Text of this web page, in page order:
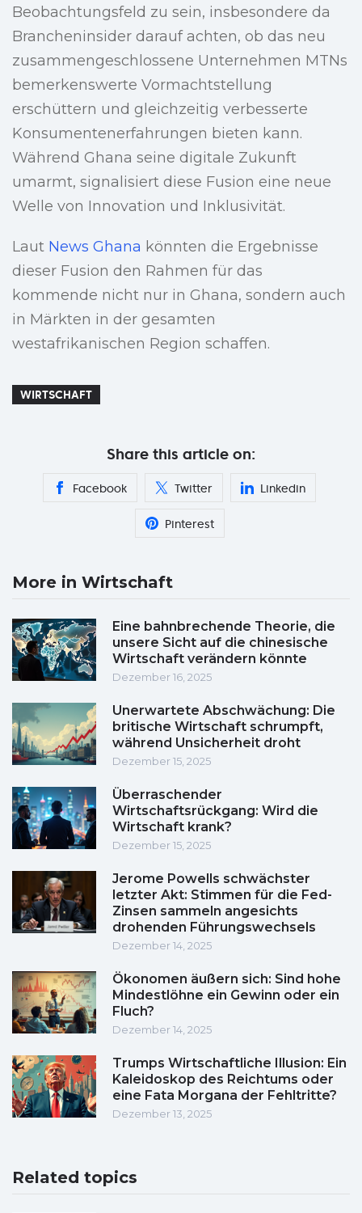
Beobachtungsfeld zu sein, insbesondere da
Brancheninsider darauf achten, ob das neu
zusammengeschlossene Unternehmen MTNs
bemerkenswerte Vormachtstellung
erschüttern und gleichzeitig verbesserte
Konsumentenerfahrungen bieten kann.
Während Ghana seine digitale Zukunft
umarmt, signalisiert diese Fusion eine neue
Welle von Innovation und Inklusivität.
Laut News Ghana könnten die Ergebnisse
dieser Fusion den Rahmen für das
kommende nicht nur in Ghana, sondern auch
in Märkten in der gesamten
westafrikanischen Region schaffen.
WIRTSCHAFT
Share this article on:
Facebook Twitter Linkedin
Pinterest
More in Wirtschaft
Eine bahnbrechende Theorie, die
unsere Sicht auf die chinesische
Wirtschaft verändern könnte
Dezember 16, 2025
Unerwartete Abschwächung: Die
britische Wirtschaft schrumpft,
während Unsicherheit droht
Dezember 15, 2025
Überraschender
Wirtschaftsrückgang: Wird die
Wirtschaft krank?
Dezember 15, 2025
Jerome Powells schwächster
letzter Akt: Stimmen für die Fed-
Zinsen sammeln angesichts
drohenden Führungswechsels
Dezember 14, 2025
Ökonomen äußern sich: Sind hohe
Mindestlöhne ein Gewinn oder ein
Fluch?
Dezember 14, 2025
Trumps Wirtschaftliche Illusion: Ein
Kaleidoskop des Reichtums oder
eine Fata Morgana der Fehltritte?
Dezember 13, 2025
Related topics